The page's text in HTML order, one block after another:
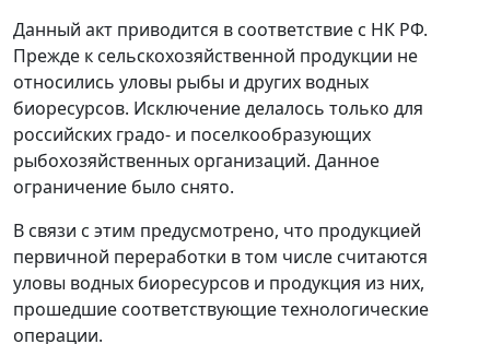
Данный акт приводится в соответствие с НК РФ.
Прежде к сельскохозяйственной продукции не
относились уловы рыбы и других водных
биоресурсов. Исключение делалось только для
российских градо- и поселкообразующих
рыбохозяйственных организаций. Данное
ограничение было снято.
В связи с этим предусмотрено, что продукцией
первичной переработки в том числе считаются
уловы водных биоресурсов и продукция из них,
прошедшие соответствующие технологические
операции.